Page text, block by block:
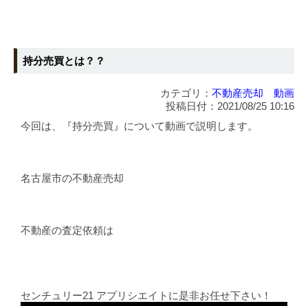
持分売買とは？？
カテゴリ： 不動産売却 動画
投稿日付：2021/08/25 10:16
今回は、『持分売買』について動画で説明します。
名古屋市の不動産売却
不動産の査定依頼は
センチュリー21 アプリシエイトに是非お任せ下さい！